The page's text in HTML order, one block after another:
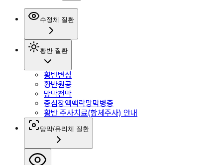
수정체 질환
황반 질환
황반변성
황반원공
망막전막
중심장액맥락망막병증
황반 주사치료(항체주사) 안내
망막/유리체 질환